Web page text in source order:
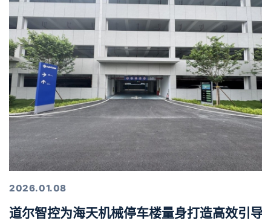
2026.01.08
道尔智控为海天机械停车楼量身打造高效引导